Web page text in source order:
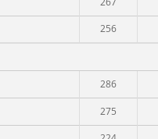
256
286
275